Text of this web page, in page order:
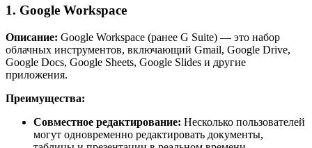
1. Google Workspace
Описание: Google Workspace (ранее G Suite) — это набор
облачных инструментов, включающий Gmail, Google Drive,
Google Docs, Google Sheets, Google Slides и другие
приложения.
Преимущества:
Совместное редактирование: Несколько пользователей
могут одновременно редактировать документы,